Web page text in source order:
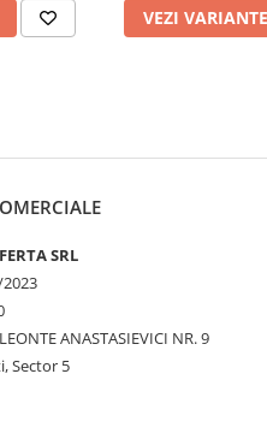
VEZI VARIANTE
SRL
2023
ANASTASIEVICI NR. 9
Sector 5